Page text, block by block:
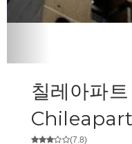
칠레아파
(7.8)